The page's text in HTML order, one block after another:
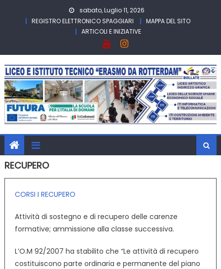
sabato, Luglio 11, 2026
REGISTRO ELETTRONICO SPAGGIARI
MAPPA DEL SITO
ARTICOLI E INIZIATIVE
RECUPERO
CORSI I RECUPERO
Attività di sostegno e di recupero delle carenze
formative; ammissione alla classe successiva.
L’O.M 92/2007 ha stabilito che “Le attività di recupero
costituiscono parte ordinaria e permanente del piano